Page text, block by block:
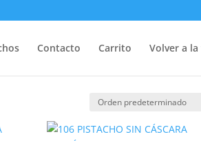
Contacto Carrito Volver a